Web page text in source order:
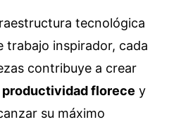
tecnológica
trabajo inspirador, cada
contribuye a crear
productividad florece y
su máximo